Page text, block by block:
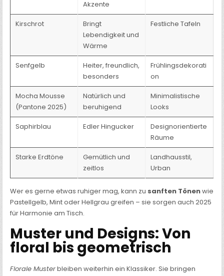
Akzente
Kirschrot
Bringt
Lebendigkeit und
Wärme
Festliche Tafeln
Senfgelb
Heiter, freundlich,
besonders
Frühlingsdekorati
on
Mocha Mousse
(Pantone 2025)
Natürlich und
beruhigend
Minimalistische
Looks
Saphirblau Edler Hingucker
Designorientierte
Räume
Starke Erdtöne
Gemütlich und
zeitlos
Landhausstil,
Urban
Wer es gerne etwas ruhiger mag, kann zu sanften Tönenwie
Pastellgelb, Mint oder Hellgrau greifen – sie sorgen auch 2025
für Harmonie am Tisch.
Muster und Designs: Von
floral bis geometrisch
Florale Musterbleiben weiterhin ein Klassiker. Sie bringen